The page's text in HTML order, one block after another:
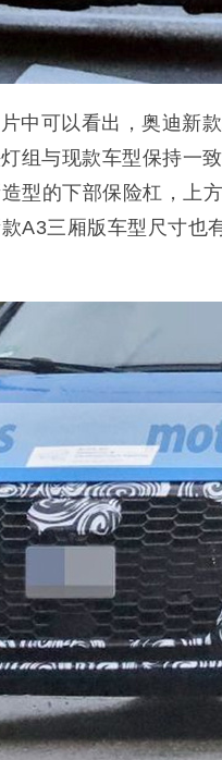
中可以看出，奥迪新
组与现款车型保持一
型的下部保险杠，上
A3三厢版车型尺寸也